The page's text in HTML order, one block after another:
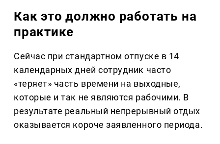
Как это должно работать на
практике
Сейчас при стандартном отпуске в 14
календарных дней сотрудник часто
«теряет» часть времени на выходные,
которые и так не являются рабочими. В
результате реальный непрерывный отдых
оказывается короче заявленного периода.